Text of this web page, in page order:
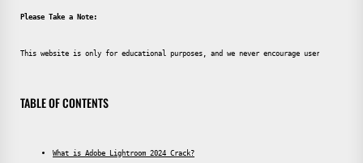
Please Take a Note:
This website is only for educational purposes, and we never encourage users to
TABLE OF CONTENTS
What is Adobe Lightroom 2024 Crack?